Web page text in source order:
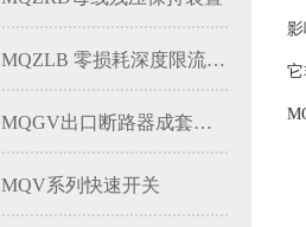
MQZLB 零损耗深度限流装置
MQGV出口断路器成套装置
MQV系列快速开关